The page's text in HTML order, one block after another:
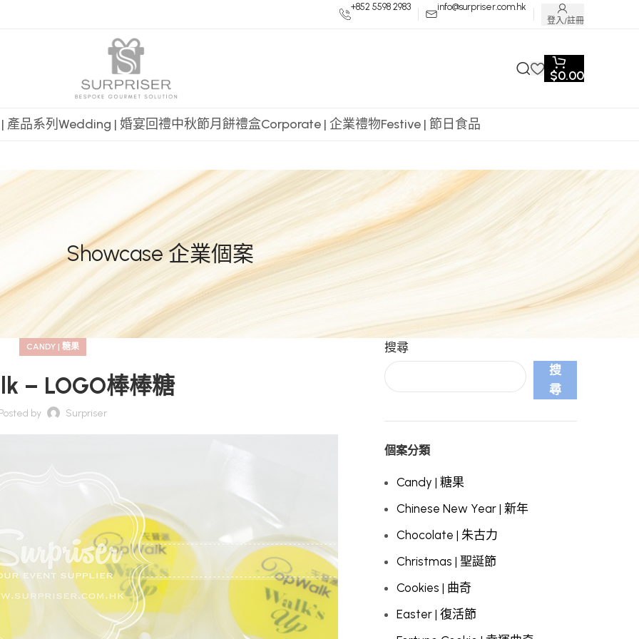
+852 5598 2983 info@surpriser.com.hk
登入/註冊
$0.00
產品系列 Wedding | 婚宴回禮中秋節月餅禮盒Corporate | 企業禮物Festive | 節日食品
Showcase 企業個案
CANDY | 糖果
– LOGO棒棒糖
by Surpriser
搜尋
搜
尋
個案分類
Candy | 糖果
Chinese New Year | 新年
Chocolate | 朱古力
Christmas | 聖誕節
Cookies | 曲奇
Easter | 復活節